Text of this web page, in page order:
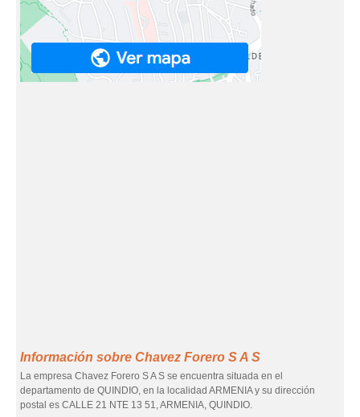
Información sobre Chavez Forero S A S
La empresa Chavez Forero S A S se encuentra situada en el
departamento de QUINDIO, en la localidad ARMENIA y su dirección
postal es CALLE 21 NTE 13 51, ARMENIA, QUINDIO.